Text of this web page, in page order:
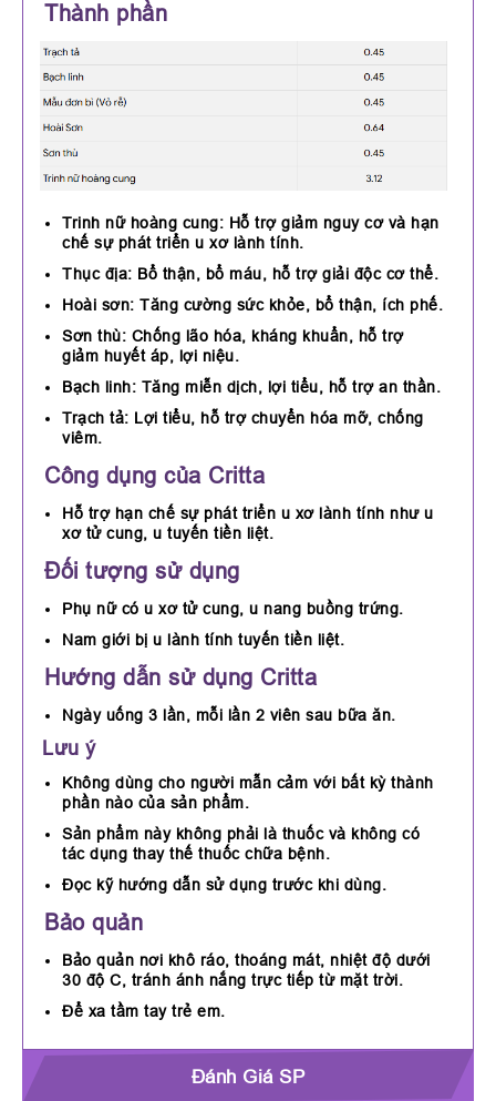
Thành phần
Trinh nữ hoàng cung: Hỗ trợ giảm nguy cơ và hạn
chế sự phát triển u xơ lành tính.
Thục địa: Bổ thận, bổ máu, hỗ trợ giải độc cơ thể.
Hoài sơn: Tăng cường sức khỏe, bổ thận, ích phế.
Sơn thù: Chống lão hóa, kháng khuẩn, hỗ trợ
giảm huyết áp, lợi niệu.
Bạch linh: Tăng miễn dịch, lợi tiểu, hỗ trợ an thần.
Trạch tả: Lợi tiểu, hỗ trợ chuyển hóa mỡ, chống
viêm.
Công dụng của Critta
Hỗ trợ hạn chế sự phát triển u xơ lành tính như u
xơ tử cung, u tuyến tiền liệt.
Đối tượng sử dụng
Phụ nữ có u xơ tử cung, u nang buồng trứng.
Nam giới bị u lành tính tuyến tiền liệt.
Hướng dẫn sử dụng Critta
Ngày uống 3 lần, mỗi lần 2 viên sau bữa ăn.
Lưu ý
Không dùng cho người mẫn cảm với bất kỳ thành
phần nào của sản phẩm.
Sản phẩm này không phải là thuốc và không có
tác dụng thay thế thuốc chữa bệnh.
Đọc kỹ hướng dẫn sử dụng trước khi dùng.
Bảo quản
Bảo quản nơi khô ráo, thoáng mát, nhiệt độ dưới
30 độ C, tránh ánh nắng trực tiếp từ mặt trời.
Để xa tầm tay trẻ em.
Đánh Giá SP